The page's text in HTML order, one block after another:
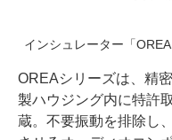
インシュレーター「OREA
OREAシリーズは、精
製ハウジング内に特許
蔵。不要振動を排除し